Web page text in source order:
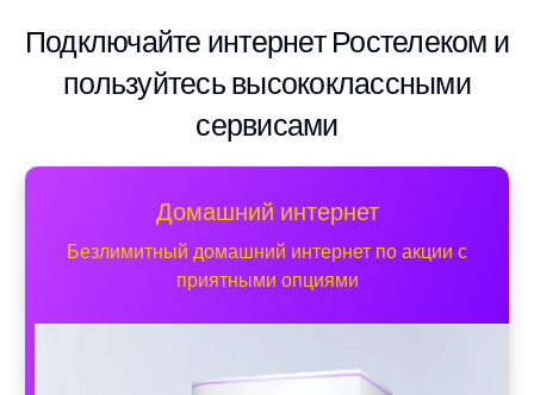
Подключайте интернет Ростелеком и
пользуйтесь высококлассными
сервисами
Домашний интернет
Безлимитный домашний интернет по акции с
приятными опциями